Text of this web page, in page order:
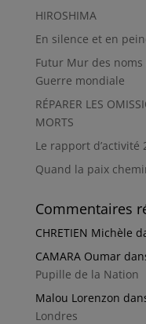
HIROSHIMA
En silence et en
Futur Mur des noms
Guerre mondiale
RÉPARER LES
MORTS
Le rapport d’activité
Quand la paix
Commentaires
CHRETIEN Michèle
CAMARA Oumar
Pupille de la Nation
Malou Lorenzon
Londres